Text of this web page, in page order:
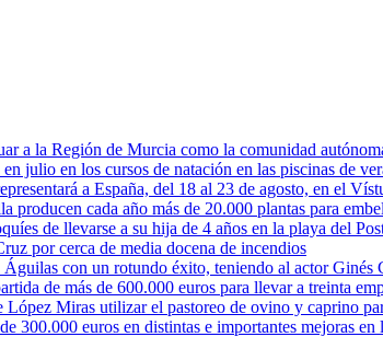
a la Región de Murcia como la comunidad
julio en los cursos de natación en las piscinas de
a España, del 18 al 23 de agosto, en el
cada año más de 20.000 plantas para
de llevarse a su hija de 4 años en la playa del
por cerca de media docena de incendios
con un rotundo éxito, teniendo al actor Ginés
de más de 600.000 euros para llevar a treinta
Miras utilizar el pastoreo de ovino y caprino
300.000 euros en distintas e importantes mejoras